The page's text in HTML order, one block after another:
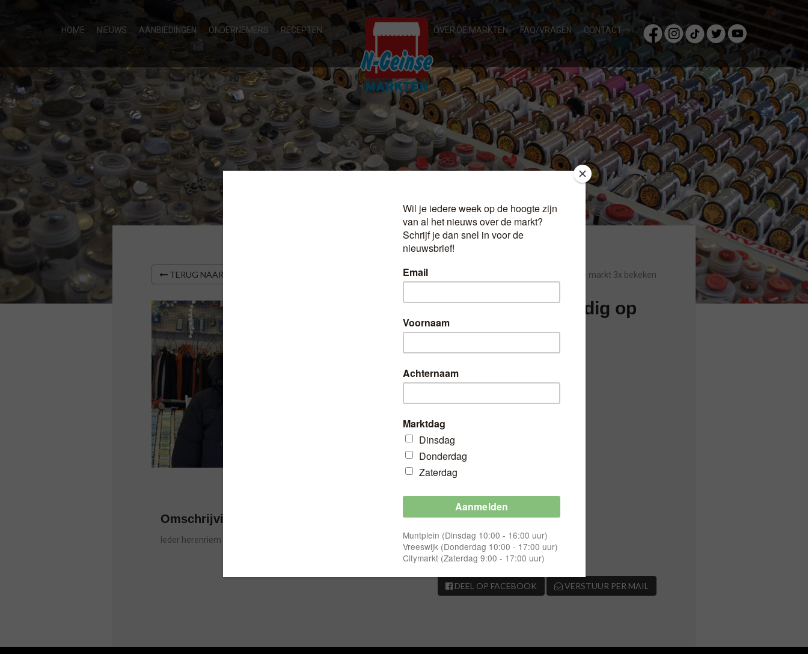
HOME NIEUWS AANBIEDINGEN ONDERNEMERS RECEPTEN OVER DE MARKTEN FAQ/VRAGEN CONTACT
TERUG NAAR OVERZICHT Sinds laatste markt 3x bekeken
Vaderdag actie alleen geldig op
15 juni
Geldig op Wk 24
Markten: Citymarkt (Zaterdag 9:00 - 17:00 uur)
v/d Sande – Fournituren
Omschrijving
leder herenriem & elastisch op zaterdag 15 juni normaal 10.00 actieprijs 2 voor 18.00
DEEL OP FACEBOOK VERSTUUR PER MAIL